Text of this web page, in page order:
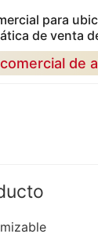
para
de venta